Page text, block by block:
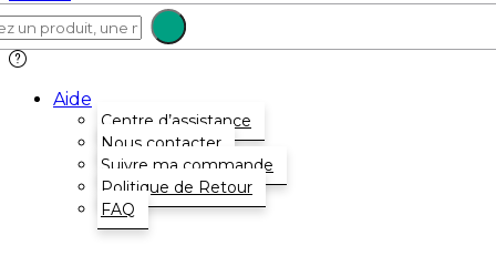
Aide
Centre d’assistance
Nous contacter
Suivre ma commande
Politique de Retour
FAQ